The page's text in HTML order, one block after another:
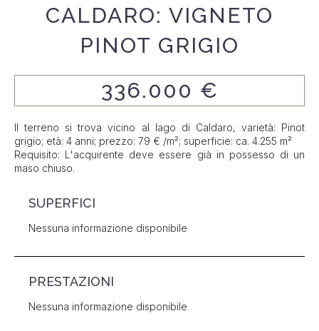
CALDARO: VIGNETO
PINOT GRIGIO
336.000 €
Il terreno si trova vicino al lago di Caldaro, varietà: Pinot
grigio; età: 4 anni; prezzo: 79 € /m²; superficie: ca. 4.255 m²
Requisito: L'acquirente deve essere già in possesso di un
maso chiuso.
SUPERFICI
Nessuna informazione disponibile
PRESTAZIONI
Nessuna informazione disponibile